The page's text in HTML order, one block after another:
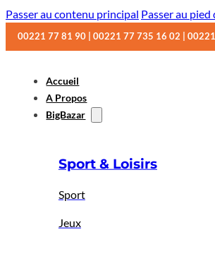
Passer au contenu principal Passer au pied
00221 77 81 90 | 00221 77 735 16 02 |
Accueil
A Propos
BigBazar
Sport & Loisirs
Sport
Jeux